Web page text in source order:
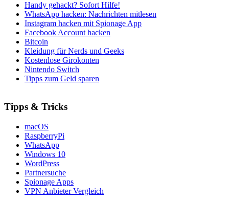
Handy gehackt? Sofort Hilfe!
WhatsApp hacken: Nachrichten mitlesen
Instagram hacken mit Spionage App
Facebook Account hacken
Bitcoin
Kleidung für Nerds und Geeks
Kostenlose Girokonten
Nintendo Switch
Tipps zum Geld sparen
Tipps & Tricks
macOS
RaspberryPi
WhatsApp
Windows 10
WordPress
Partnersuche
Spionage Apps
VPN Anbieter Vergleich